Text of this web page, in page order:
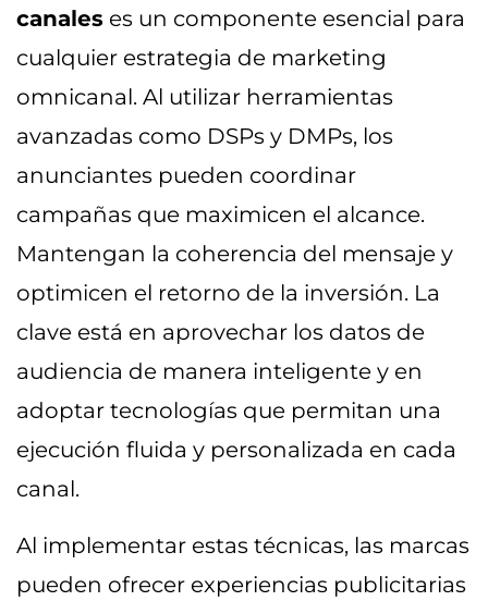
canales es un componente esencial para
cualquier estrategia de marketing
omnicanal. Al utilizar herramientas
avanzadas como DSPs y DMPs, los
anunciantes pueden coordinar
campañas que maximicen el alcance.
Mantengan la coherencia del mensaje y
optimicen el retorno de la inversión. La
clave está en aprovechar los datos de
audiencia de manera inteligente y en
adoptar tecnologías que permitan una
ejecución fluida y personalizada en cada
canal.
Al implementar estas técnicas, las marcas
pueden ofrecer experiencias publicitarias